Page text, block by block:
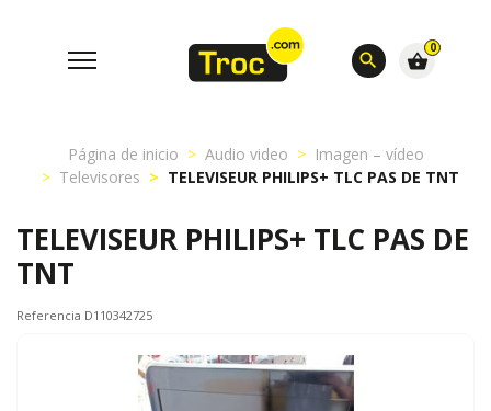
search
0
shopping_basket
Página de inicio Audio video
Imagen – vídeo
Televisores
TELEVISEUR PHILIPS+ TLC PAS DE TNT
TELEVISEUR PHILIPS+ TLC PAS DE
TNT
Referencia D110342725